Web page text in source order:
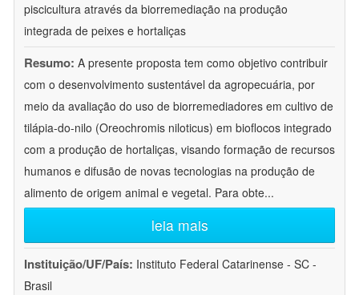
piscicultura através da biorremediação na produção
integrada de peixes e hortaliças
Resumo: A presente proposta tem como objetivo contribuir
com o desenvolvimento sustentável da agropecuária, por
meio da avaliação do uso de biorremediadores em cultivo de
tilápia-do-nilo (Oreochromis niloticus) em bioflocos integrado
com a produção de hortaliças, visando formação de recursos
humanos e difusão de novas tecnologias na produção de
alimento de origem animal e vegetal. Para obte...
leia mais
Instituição/UF/País: Instituto Federal Catarinense - SC -
Brasil